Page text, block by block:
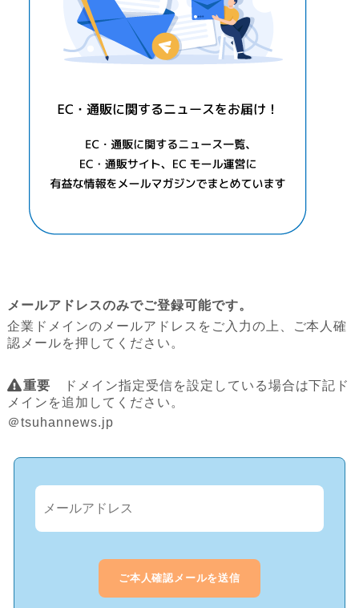
メールアドレスのみでご登録可能です。
企業ドメインのメールアドレスをご入力の上、ご本人確
認メールを押してください。
重要 ドメイン指定受信を設定している場合は下記ド
メインを追加してください。
＠tsuhannews.jp